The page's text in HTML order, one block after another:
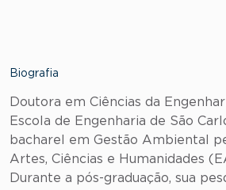
Biografia
Doutora em Ciências da
Escola de Engenharia de São
bacharel em Gestão Ambiental
Artes, Ciências e Humanidades
Durante a pós-graduação, sua